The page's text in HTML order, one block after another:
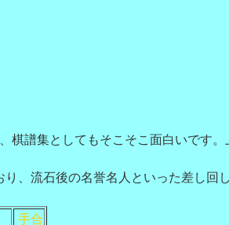
棋譜集としてもそこそこ面白いです
、流石後の名誉名人といった差し回し
手合